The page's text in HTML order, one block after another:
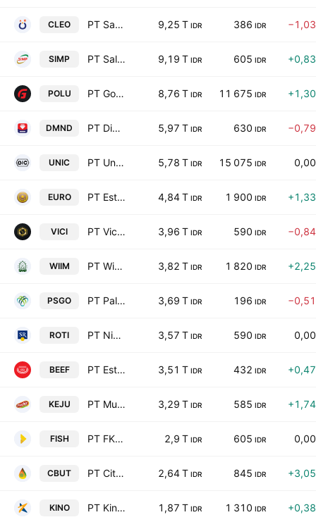
CLEO PT Sariguna Primatirta Tbk 9,25 T IDR 386 IDR
SIMP PT Salim Ivomas Pratama Tbk 9,19 T IDR 605 IDR
POLU PT Golden Flower Tbk 8,76 T IDR 11 675 IDR
DMND PT Diamond Food Indonesia Tbk 5,97 T IDR 630 IDR
UNIC PT Unggul Indah Cahaya Tbk 5,78 T IDR 15 075 IDR
EURO PT Estee Gold Feet Tbk 4,84 T IDR 1 900 IDR
VICI PT Victoria Care Indonesia Tbk 3,96 T IDR 590 IDR
WIIM PT Wismilak Inti Makmur Tbk 3,82 T IDR 1 820 IDR
PSGO PT Palma Serasih Tbk. 3,69 T IDR 196 IDR
ROTI PT Nippon Indosari Corpindo Tbk 3,57 T IDR 590 IDR
BEEF PT Estika Tata Tiara Tbk 3,51 T IDR 432 IDR
KEJU PT Mulia Boga Raya Tbk 3,29 T IDR 585 IDR
FISH PT FKS Multi Agro Tbk 2,9 T IDR 605 IDR
CBUT PT Citra Borneo Utama Tbk 2,64 T IDR 845 IDR
KINO PT Kino Indonesia Tbk 1,87 T IDR 1 310 IDR